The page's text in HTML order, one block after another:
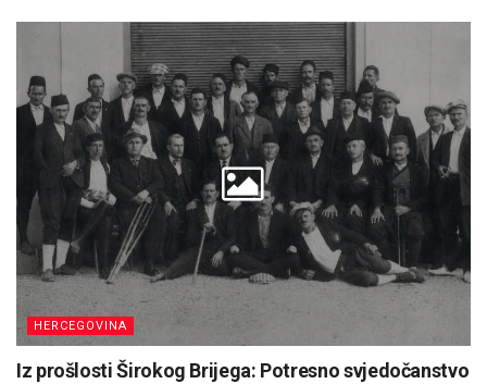
HERCEGOVINA
Iz prošlosti Širokog Brijega: Potresno svjedočanstvo